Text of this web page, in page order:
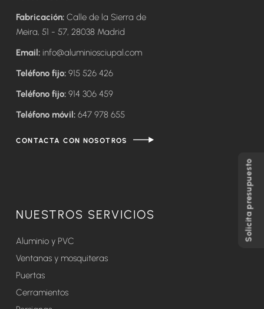
Solicita presupuesto
Fabricación: Calle de la Sierra de
Meira, 51 - 57, 28038 Madrid
Email: info@aluminiosciupal.com
Teléfono fijo: 915 526 426
Teléfono fijo: 914 306 459
Teléfono móvil: 647 978 655
CONTACTA CON NOSOTROS
NUESTROS SERVICIOS
Aluminio y PVC
Ventanas y mosquiteras
Puertas
Cerramientos